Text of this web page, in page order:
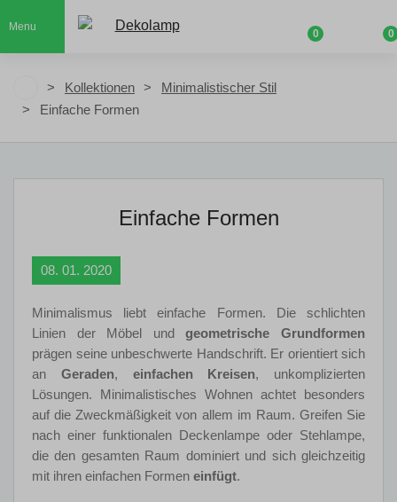
Menu
0 0
Kollektionen
Minimalistischer Stil
Einfache Formen
Einfache Formen
08. 01. 2020
Minimalismus liebt einfache Formen. Die schlichten
Linien der Möbel undgeometrische Grundformen
prägen seine unbeschwerte Handschrift. Er orientiert sich
an Geraden, einfachen Kreisen, unkomplizierten
Lösungen. Minimalistisches Wohnen achtet besonders
auf die Zweckmäßigkeit von allem im Raum. Greifen Sie
nach einer funktionalen Deckenlampe oder Stehlampe,
die den gesamten Raum dominiert und sich gleichzeitig
mit ihren einfachen Formen einfügt.